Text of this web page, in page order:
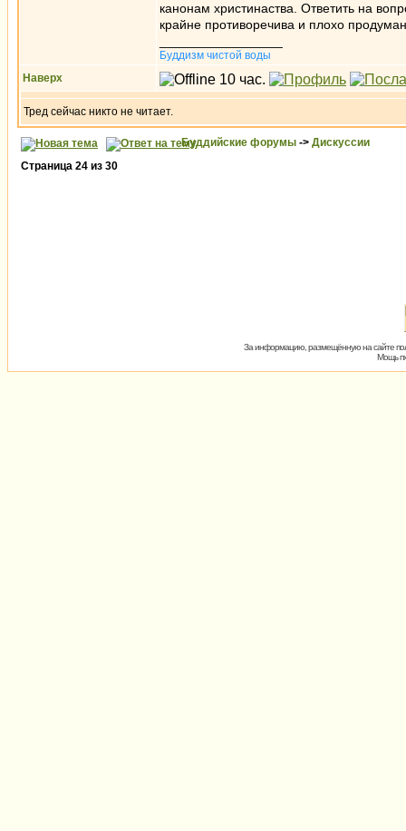
канонам христинаства. Ответить на
крайне противоречива и плохо
Буддизм чистой воды
Наверх
Тред сейчас никто не читает.
Буддийские форумы -> Дискуссии
Страница 24 из 30
За информацию, размещённую на сайте
Мощь